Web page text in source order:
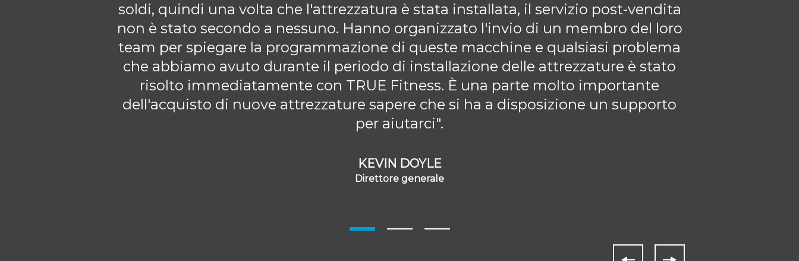
soldi, quindi una volta che l'attrezzatura è stata installata, il servizio post-vendita
non è stato secondo a nessuno. Hanno organizzato l'invio di un membro del loro
team per spiegare la programmazione di queste macchine e qualsiasi problema
che abbiamo avuto durante il periodo di installazione delle attrezzature è stato
risolto immediatamente con TRUE Fitness. È una parte molto importante
dell'acquisto di nuove attrezzature sapere che si ha a disposizione un supporto
per aiutarci".
KEVIN DOYLE
Direttore generale